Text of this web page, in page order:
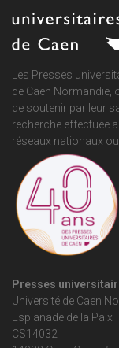
Les Presses
de Caen Normandie
de soutenir par leur
recherche effectuée
réseaux nationaux
Presses
Université de Caen
Esplanade de la Paix
CS14032